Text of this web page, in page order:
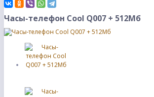
Часы-телефон Cool Q007 + 512Мб